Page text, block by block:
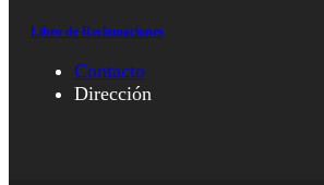
Libro de Reclamaciones
Contacto
Dirección